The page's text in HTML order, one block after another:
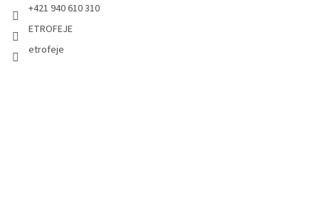
+421 940 610 310
ETROFEJE
etrofeje